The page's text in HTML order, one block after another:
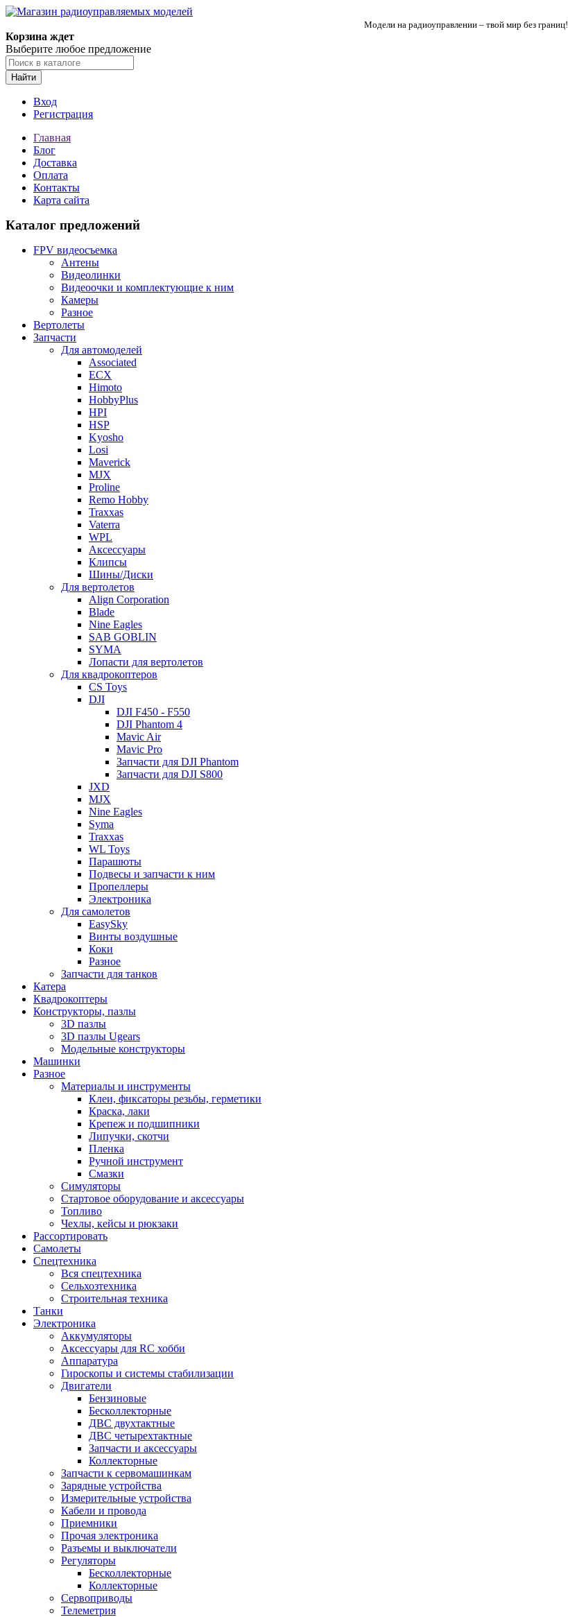
Модели на радиоуправлении – твой мир без границ!
Корзина ждет
Выберите любое предложение
Найти
Вход
Регистрация
Главная
Блог
Доставка
Оплата
Контакты
Карта сайта
Каталог предложений
FPV видеосъемка
Антены
Видеолинки
Видеоочки и комплектующие к ним
Камеры
Разное
Вертолеты
Запчасти
Для автомоделей
Associated
ECX
Himoto
HobbyPlus
HPI
HSP
Kyosho
Losi
Maverick
MJX
Proline
Remo Hobby
Traxxas
Vaterra
WPL
Аксессуары
Клипсы
Шины/Диски
Для вертолетов
Align Corporation
Blade
Nine Eagles
SAB GOBLIN
SYMA
Лопасти для вертолетов
Для квадрокоптеров
CS Toys
DJI
DJI F450 - F550
DJI Phantom 4
Mavic Air
Mavic Pro
Запчасти для DJI Phantom
Запчасти для DJI S800
JXD
MJX
Nine Eagles
Syma
Traxxas
WL Toys
Парашюты
Подвесы и запчасти к ним
Пропеллеры
Электроника
Для самолетов
EasySky
Винты воздушные
Коки
Разное
Запчасти для танков
Катера
Квадрокоптеры
Конструкторы, пазлы
3D пазлы
3D пазлы Ugears
Модельные конструкторы
Машинки
Разное
Материалы и инструменты
Клеи, фиксаторы резьбы, герметики
Краска, лаки
Крепеж и подшипники
Липучки, скотчи
Пленка
Ручной инструмент
Смазки
Симуляторы
Стартовое оборудование и аксессуары
Топливо
Чехлы, кейсы и рюкзаки
Рассортировать
Самолеты
Спецтехника
Вся спецтехника
Сельхозтехника
Строительная техника
Танки
Электроника
Аккумуляторы
Аксессуары для RC хобби
Аппаратура
Гироскопы и системы стабилизации
Двигатели
Бензиновые
Бесколлекторные
ДВС двухтактные
ДВС четырехтактные
Запчасти и аксессуары
Коллекторные
Запчасти к сервомашинкам
Зарядные устройства
Измерительные устройства
Кабели и провода
Приемники
Прочая электроника
Разъемы и выключатели
Регуляторы
Бесколлекторные
Коллекторные
Сервоприводы
Телеметрия